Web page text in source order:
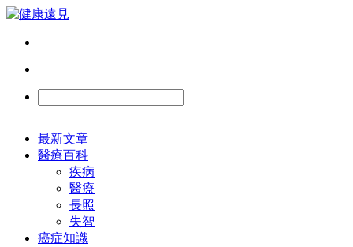
最新文章
醫療百科
疾病
醫療
長照
失智
癌症知識